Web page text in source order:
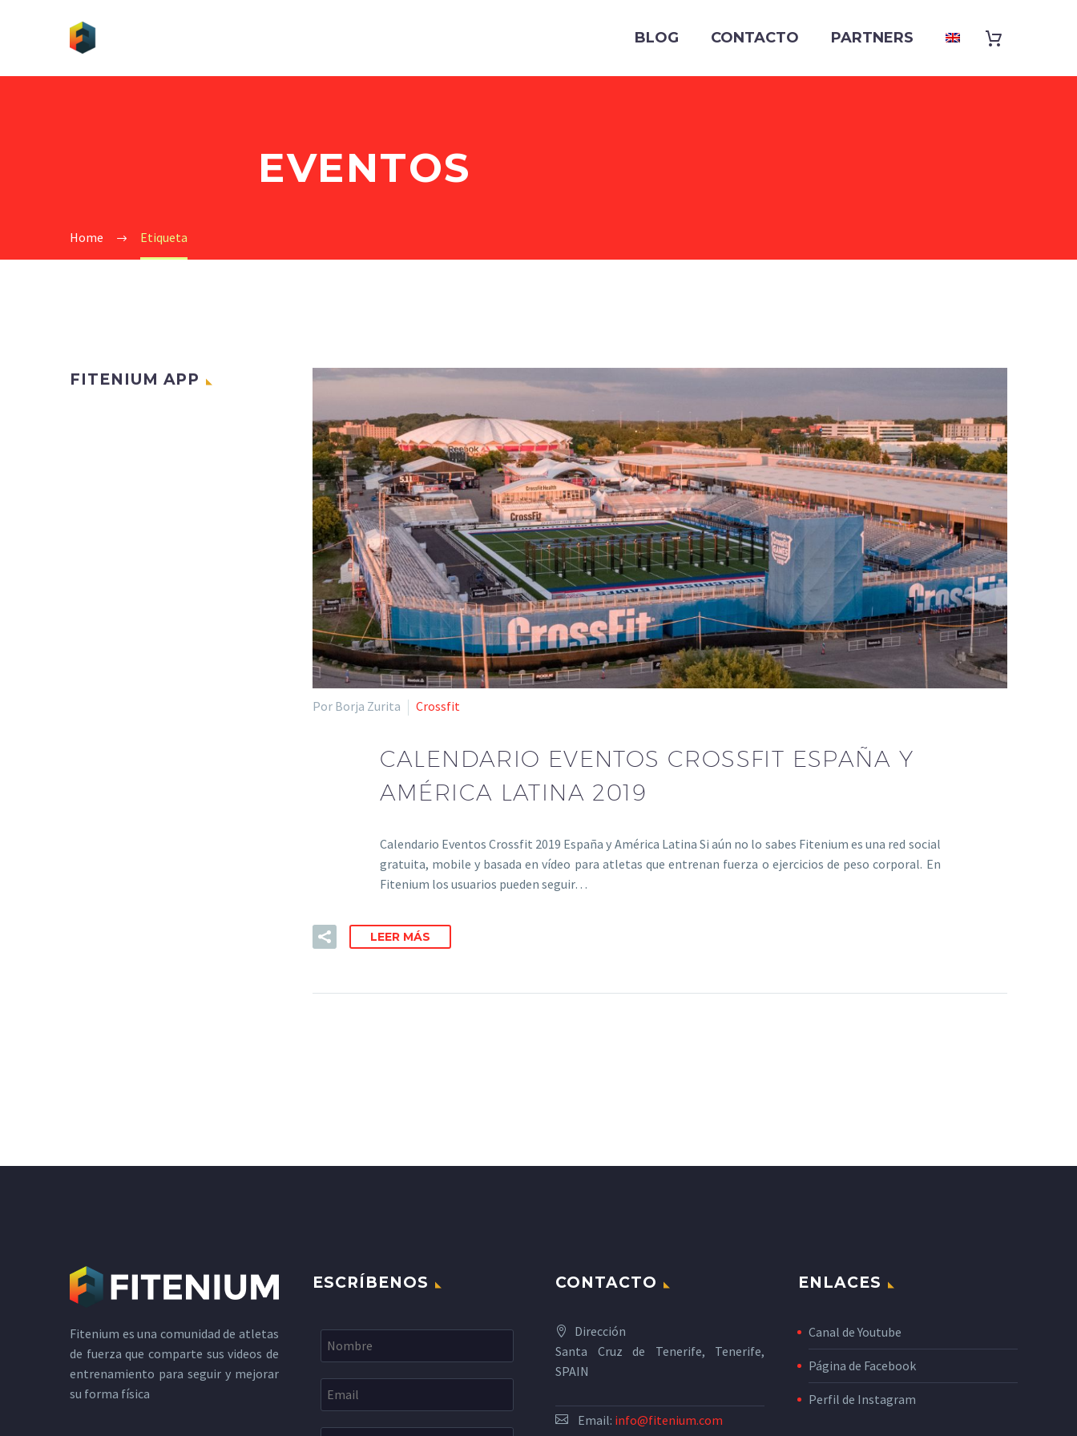
BLOG CONTACTO PARTNERS
EVENTOS
Home Etiqueta
Por Borja Zurita Crossfit
CALENDARIO EVENTOS CROSSFIT ESPAÑA Y
AMÉRICA LATINA 2019
Calendario Eventos Crossfit 2019 España y América Latina Si aún no lo sabes Fitenium es una red social
gratuita, mobile y basada en vídeo para atletas que entrenan fuerza o ejercicios de peso corporal. En
Fitenium los usuarios pueden seguir…
LEER MÁS
FITENIUM APP
Fitenium es una comunidad de atletas
de fuerza que comparte sus videos de
entrenamiento para seguir y mejorar
su forma física
ESCRÍBENOS CONTACTO
Dirección
Santa Cruz de Tenerife, Tenerife,
SPAIN
Email: info@fitenium.com
ENLACES
Canal de Youtube
Página de Facebook
Perfil de Instagram